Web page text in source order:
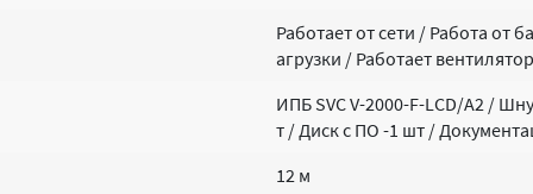
Работает от сети / Работа от
агрузки / Работает вентилятор
ИПБ SVC V-2000-F-LCD/А2 /
т / Диск с ПО -1 шт /
12 м